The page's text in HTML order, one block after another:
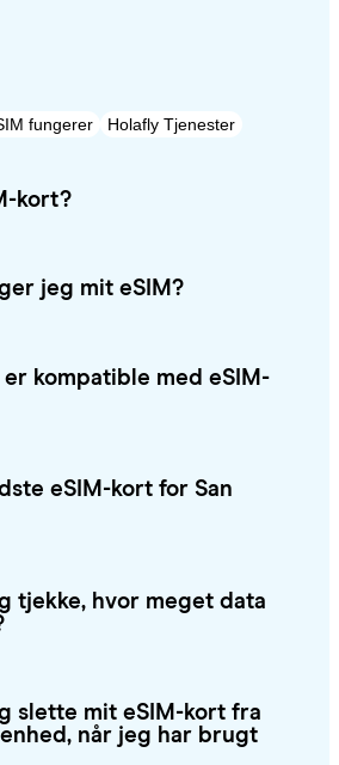
fungerer Holafly Tjenester
kort?
jeg mit eSIM?
kompatible med eSIM-
eSIM-kort for San
tjekke, hvor meget data
slette mit eSIM-kort fra
når jeg har brugt